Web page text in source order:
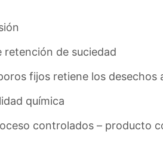
retención de suciedad
fijos retiene los desechos
química
controlados – producto